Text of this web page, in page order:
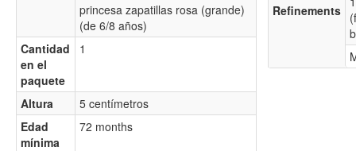
princesa zapatillas rosa (grande)
(de 6/8 años)
Cantidad
en el
paquete
1
Altura
5 centímetros
Edad
mínima
72 months
Refinements